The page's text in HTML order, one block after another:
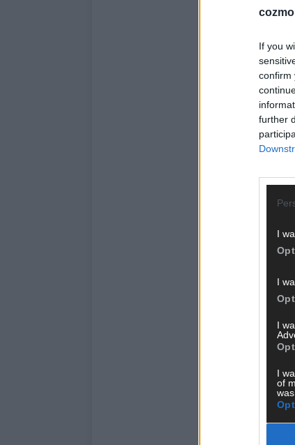
If you
confirm
further
I
I
I
I
of